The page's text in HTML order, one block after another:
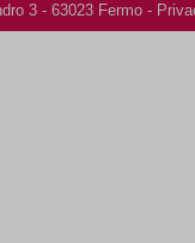
3 - 63023 Fermo -